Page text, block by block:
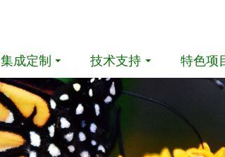
集成定制 技术支持 特色项